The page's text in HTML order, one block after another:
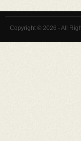
Copyright © 2026 - All